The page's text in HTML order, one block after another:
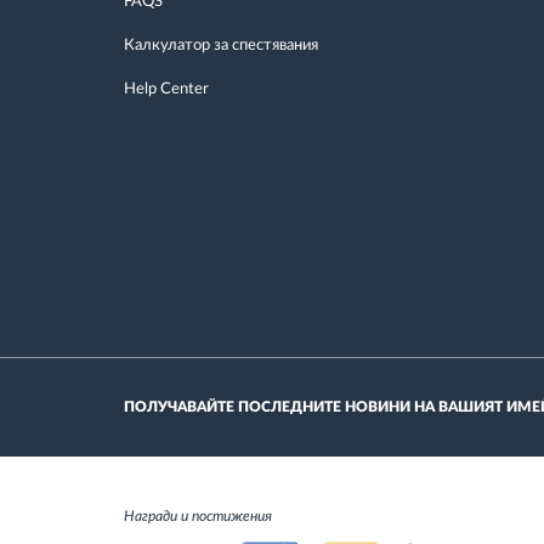
Калкулатор за спестявания
Help Center
ПОЛУЧАВАЙТЕ ПОСЛЕДНИТЕ НОВИНИ НА ВАШИЯТ
Награди и постижения